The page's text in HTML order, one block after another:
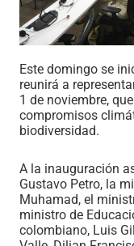
Este domingo se
reunirá a
1 de noviembre,
compromisos
biodiversidad.
A la inauguración
Gustavo Petro, la
Muhamad, el
ministro de
colombiano, Luis